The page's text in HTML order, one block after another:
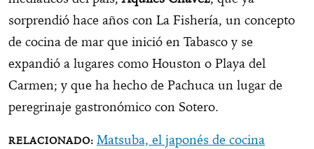
sorprendió hace años con La Fishería, un concepto
de cocina de mar que inició en Tabasco y se
expandió a lugares como Houston o Playa del
Carmen; y que ha hecho de Pachuca un lugar de
peregrinaje gastronómico con Sotero.
Matsuba, el japonés de cocina